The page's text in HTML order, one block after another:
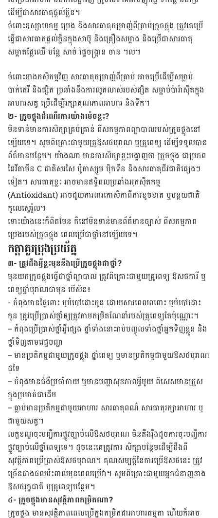
ដើម្បី​ជា​សារធាតុ​ផ្ដល់​ក្លិន។
ចំពោះ​ឧស្សាហកម្ម​ ប្រេង ​និង​សារធាតុ​ចម្រាញ់​ពី​គ្រាប់ក្រូច​ថ្លុង ត្រូវ​គេ​ប្រើ​
ធ្វើ​ជា​សារធាតុ​ផ្ដល់​ក្លិនក្នុង​សាប៊ូ និង​គ្រឿង​សម្អាង និង​ប្រើ​ជា​សារធាតុ​
សម្អាត​ផ្លែ​ឈើ បន្លែ សាច់ ផ្ទៃ​ចង្ក្រាន ចាន ។ល។
ចំពោះ​ខាង​កសិកម្ម​វិញ សារធាតុ​ចម្រាញ់​ពី​គ្រាប់ អាច​ប្រើ​ដើម្បី​សម្លាប់​
បាក់តេរី និង​ផ្សិត ប្រឆាំង​នឹង​ការ​លូត​លាស់​របស់​ផ្សិត សម្លាប់​ប៉ារ៉ាស៊ីតក្នុង​
អាហារ​សត្វ ប្រើ​ដើម្បី​រក្សា​គុណភាព​អាហារ និង​ទឹក។
២- ក្រូចថ្លុង​ដំណើរការ​យ៉ាងម៉េច​ខ្លះ?
មិន​ទាន់​មាន​ការ​សិក្សា​គ្រប់គ្រាន់ ​ពី​សកម្មភាព​ព្យាបាលរ​បស់​ក្រូច​ថ្លុងនៅ​
ឡើយ​ទេ។ សូម​ពិគ្រោះ​ជាមួយ​គ្រូ​ឱសថ​បុរាណ ឬ​គ្រូពេទ្យ​ ដើម្បី​ទទួល​បាន​
ព័ត៌មាន​បន្ថែម។ ​យ៉ាង​ណា មាន​ការ​សិក្សា​ខ្លះ​បង្ហាញ​ថា ក្រូច​ថ្លុង ជា​ប្រភព​
នៃ​វីតាមីន C ជាតិ​សរសៃ ប៉ូតាស្យូម ប៉ិក​ទីន និង​សារធាតុ​ជីវជាតិ​ផ្សេងៗ​
ទៀត។ សារធាតុ​ខ្លះ​ អាច​មាន​ឥទ្ធិពល​ប្រឆាំង​អុកស៊ីតកម្ម
(Antioxidant) អាច​ជួយ​ការ​ពារ​កោសិកា​ពី​ការ​ខូច​ខាត ឬ​បន្ថយ​ជាតិ​
កូលេស្តេរ៉ូល។
ទោះ​យ៉ាង​នេះ​ក៏​ពិត​មែន ក៏​នៅ​មិន​ទាន់​មាន​ព័ត៌មាន​ច្បាស់ ​ពី​សកម្មភាព​
ប្រេង​របស់ក្រូច​ថ្លុង ពេល​ប្រើ​ជា​ថ្នាំ​នៅ​ឡើយ​ទេ។
កត្តា​គួរ​ប្រុង​ប្រយ័ត្ន
៣- ត្រូវ​ដឹង​អ្វី​ខ្លះ​មុន​នឹង​ប្រើក្រូចថ្លុងជា​ថ្នាំ?
មុន​យក​ក្រូចថ្លុង​ធ្វើ​ជា​ថ្នាំ​ព្យាបាល ត្រូវ​ពិគ្រោះ​ជាមួយ​គ្រូពេទ្យ ឱសថការី ឬ​
ពេទ្យ​ថ្នាំ​បុរាណ​ជា​មុន បើ​សិន៖
-​ កំពុង​មាន​ផ្ទៃ​ពោះ ឬ​បំបៅ​ដោះកូន​ ដោយ​សារ​ពេល​ពពោះ ឬ​បំបៅ​ដោះ​
កូន ​ត្រូវ​ប្រើ​ប្រាស់​ថ្នាំ​ឲ្យ​ត្រូវ​តាម​កម្រិត​​​ណែនាំ​របស់​គ្រូពេទ្យ​តែ​ប៉ុណ្ណោះ។
– ​កំពុង​ប្រើ​ប្រាស់​ថ្នាំ​អ្វី​ផ្សេង ថ្នាំ​ទាំង​នោះ​រាប់​បញ្ចូល​ទាំង​ថ្នាំ​អ្នក​ទិញ​ខ្លួន និង​
ថ្នាំ​ទិញ​តាម​វេជ្ជបញ្ជា
– ​មាន​ប្រតិកម្ម​ជាមួយក្រូចថ្លុង ថ្នាំ​ពេទ្យ​ ឬ​មាន​ប្រតិកម្ម​ជា​មួយ​ឱសថបុរាណ​​
ដទៃ
– ​កំពុង​មាន​ជំងឺ​ប្រចាំ​កាយ ឬ​មាន​បញ្ហា​សុខភាព​អ្វី​មួយ ពិសេស​មានក្រួស
ក្នុងប្រមាត់ជាដើម
– ​ធ្លាប់​មាន​ប្រតិកម្ម​ជាមួយ​អាហារ សារធាតុ​ពណ៌ សារធាតុ​រក្សា​អាហារ ឬ​
ជាមួយ​សត្វ។
លក្ខខណ្ឌ​​ចុះ​បញ្ជីការ​ផ្លូវ​ច្បាប់​លើ​ឱសថ​បុរាណ ​មិន​តឹងរ៉ឹង​ដូច​ការ​ចុះ​បញ្ជីការ​
ផ្លូវ​ច្បាប់​លើ​ថ្នាំ​ពេទ្យ​ទេ។ ដូច​នេះ​គេ​ត្រូវ​ការ​ ​សិក្សា​បន្ថែម​ដើម្បី​ដឹង​ពី​
សុវត្ថិភាពប្រើ​ប្រាស់​ឱសថបុរាណ។ គុណ​សម្បត្តិ​នៃ​ការ​ប្រើ​ឱសថ​នេះ​ ​ត្រូវ​
ច្រើន​ជាង​ផល​ប៉ះពាល់​មុន​ពេល​ប្រើ​វា។ សូម​ពិគ្រោះ​ជាមួយ​អ្នក​ជំនាញ​ខាង​
ឱសថ​រុក្ខជាតិ ឬ​គ្រូពេទ្យ​បន្ថែម។
៤- ក្រូចថ្លុង​មាន​សុវត្ថិភាព​កម្រិត​ណា?
ក្រូចថ្លុង​ មាន​សុវត្ថិភាព​ពេល​ប្រើ​ក្នុង​កម្រិត​ជា​អាហារ​ធម្មតា ហើយ​ក៏​អាច​